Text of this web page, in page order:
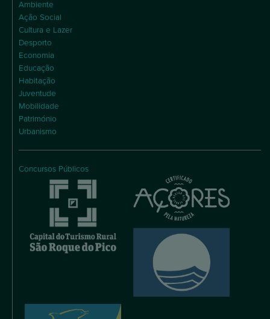
Ambiente
Ação Social
Cultura e Lazer
Desporto
Economia
Educação
Habitação
Juventude
Mobilidade
Património
Urbanismo
Concursos Públicos